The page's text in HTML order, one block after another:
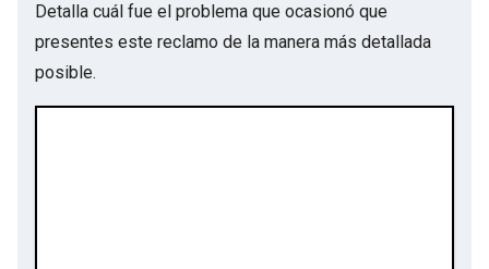
Detalla cuál fue el problema que ocasionó que
presentes este reclamo de la manera más detallada
posible.